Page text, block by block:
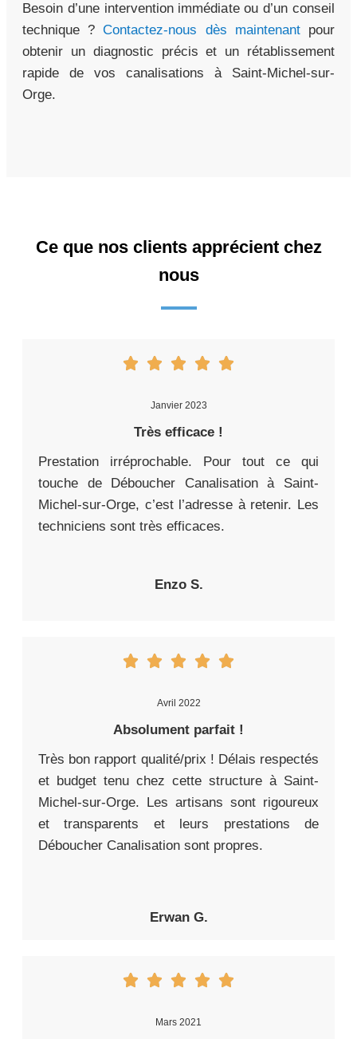
Besoin d’une intervention immédiate ou d’un conseil
technique ?Contactez-nous dès maintenantpour
obtenir un diagnostic précis et un rétablissement
rapide de vos canalisations à Saint-Michel-sur-
Orge.
Ce que nos clients apprécient chez
nous
Janvier 2023
Très efficace !
Prestation irréprochable. Pour tout ce qui
touche de Déboucher Canalisation à Saint-
Michel-sur-Orge, c’est l’adresse à retenir. Les
techniciens sont très efficaces.
Enzo S.
Avril 2022
Absolument parfait !
Très bon rapport qualité/prix ! Délais respectés
et budget tenu chez cette structure à Saint-
Michel-sur-Orge. Les artisans sont rigoureux
et transparents et leurs prestations de
Déboucher Canalisation sont propres.
Erwan G.
Mars 2021